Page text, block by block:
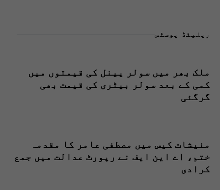
ریلیٹڈ پوسٹس
ملک بھر میں سولر پینل کی قیمتوں میں
کمی کے بعد سولر بیٹری کی قیمت بھی
گرگئی
منیشات کیس میں مصطفی عامر کا مقدمہ
ختم، اے این ایف نے رپورٹ عدالت میں جمع
کرادی